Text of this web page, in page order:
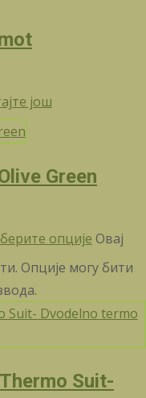
још
Green
опције Овај
Опције могу бити
Suit-